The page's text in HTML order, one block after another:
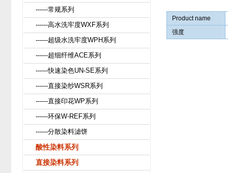
------常规系列
------高水洗牢度WXF系列
------超级水洗牢度WPH系列
------超细纤维ACE系列
------快速染色UN-SE系列
------直接染纱WSR系列
------直接印花WP系列
------环保W-REF系列
------分散染料滤饼
酸性染料系列
直接染料系列
Product name
强度